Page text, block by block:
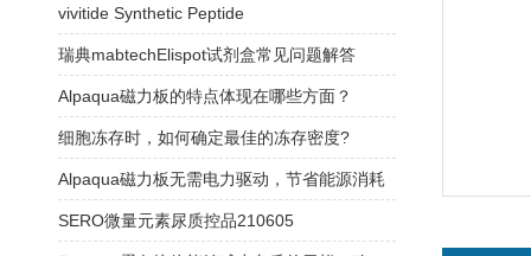
vivitide Synthetic Peptide
瑞典mabtechElispot试剂盒常见问题解答
Alpaqua磁力板的特点体现在哪些方面？
细胞冻存时，如何确定最佳的冻存密度?
Alpaqua磁力板无需电力驱动，节省能源消耗
SERO微量元素尿质控品210605